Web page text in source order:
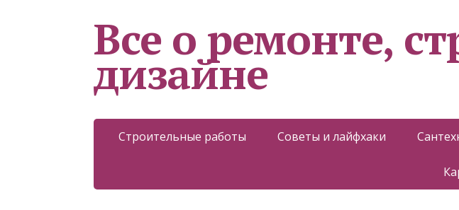
Все о ремонте,
дизайне
Строительные работы Советы и лайфхаки